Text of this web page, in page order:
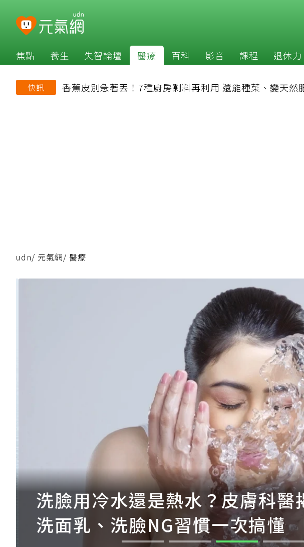
焦點 養生 失智論壇 醫療 百科 影音 課程 退休力
快訊 香蕉皮別急著丟！7種廚房剩料再利用 還能種菜、變天然
udn/ 元氣網/ 醫療
洗臉用冷水還是熱水？皮膚科醫
洗面乳、洗臉NG習慣一次搞懂